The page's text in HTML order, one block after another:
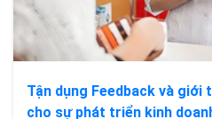
Tận dụng Feedback và giới
cho sự phát triển kinh